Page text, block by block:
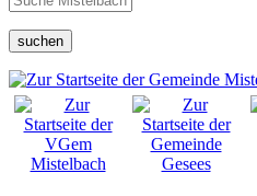
suchen